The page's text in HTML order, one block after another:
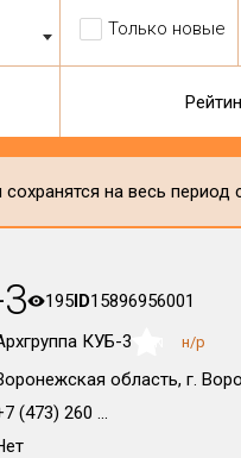
Только новые
на весь
195ID15896956001
КУБ-3 н/р
область, г.
(473) 260 ...